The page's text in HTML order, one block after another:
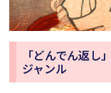
「どんでん返し
ジャンル